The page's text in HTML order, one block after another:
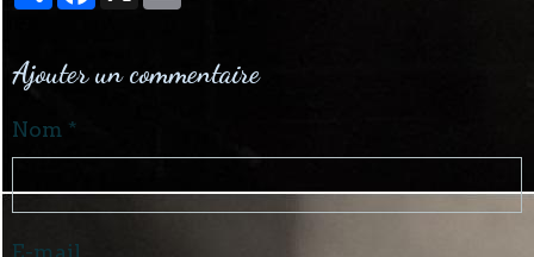
Ajouter un commentaire
Nom